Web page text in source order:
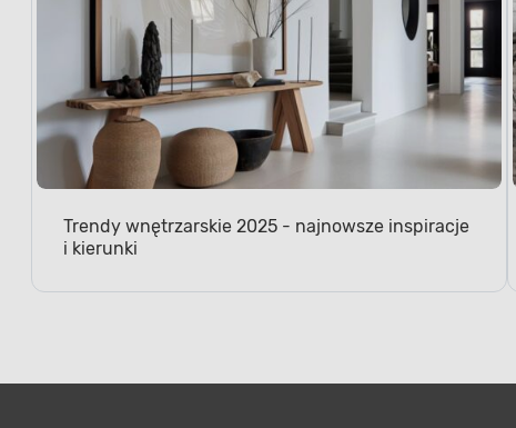
Trendy wnętrzarskie 2025 - najnowsze inspiracje
i kierunki